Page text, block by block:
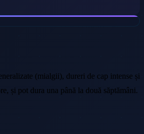
(mialgii), dureri de cap intense și
și pot dura una până la două săptămâni.